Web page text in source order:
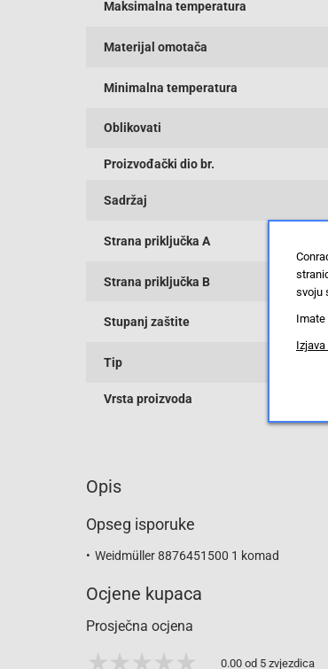
Maksimalna temperatura
Materijal omotača
Minimalna temperatura
Oblikovati
Proizvođački dio br.
Sadržaj
Strana priključka A
Strana priključka B
Stupanj zaštite
Tip
Vrsta proizvoda
Opis
Opseg isporuke
Weidmüller 8876451500 1 komad
Ocjene kupaca
Prosječna ocjena
0.00 od 5 zvjezdica
svoju
Imate